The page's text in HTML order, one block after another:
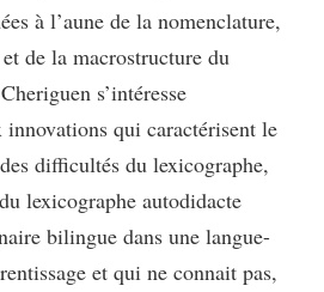
à l’aune de la nomenclature,
de la macrostructure du
s’intéresse
qui caractérisent le
difficultés du lexicographe,
lexicographe autodidacte
bilingue dans une langue-
et qui ne connait pas,